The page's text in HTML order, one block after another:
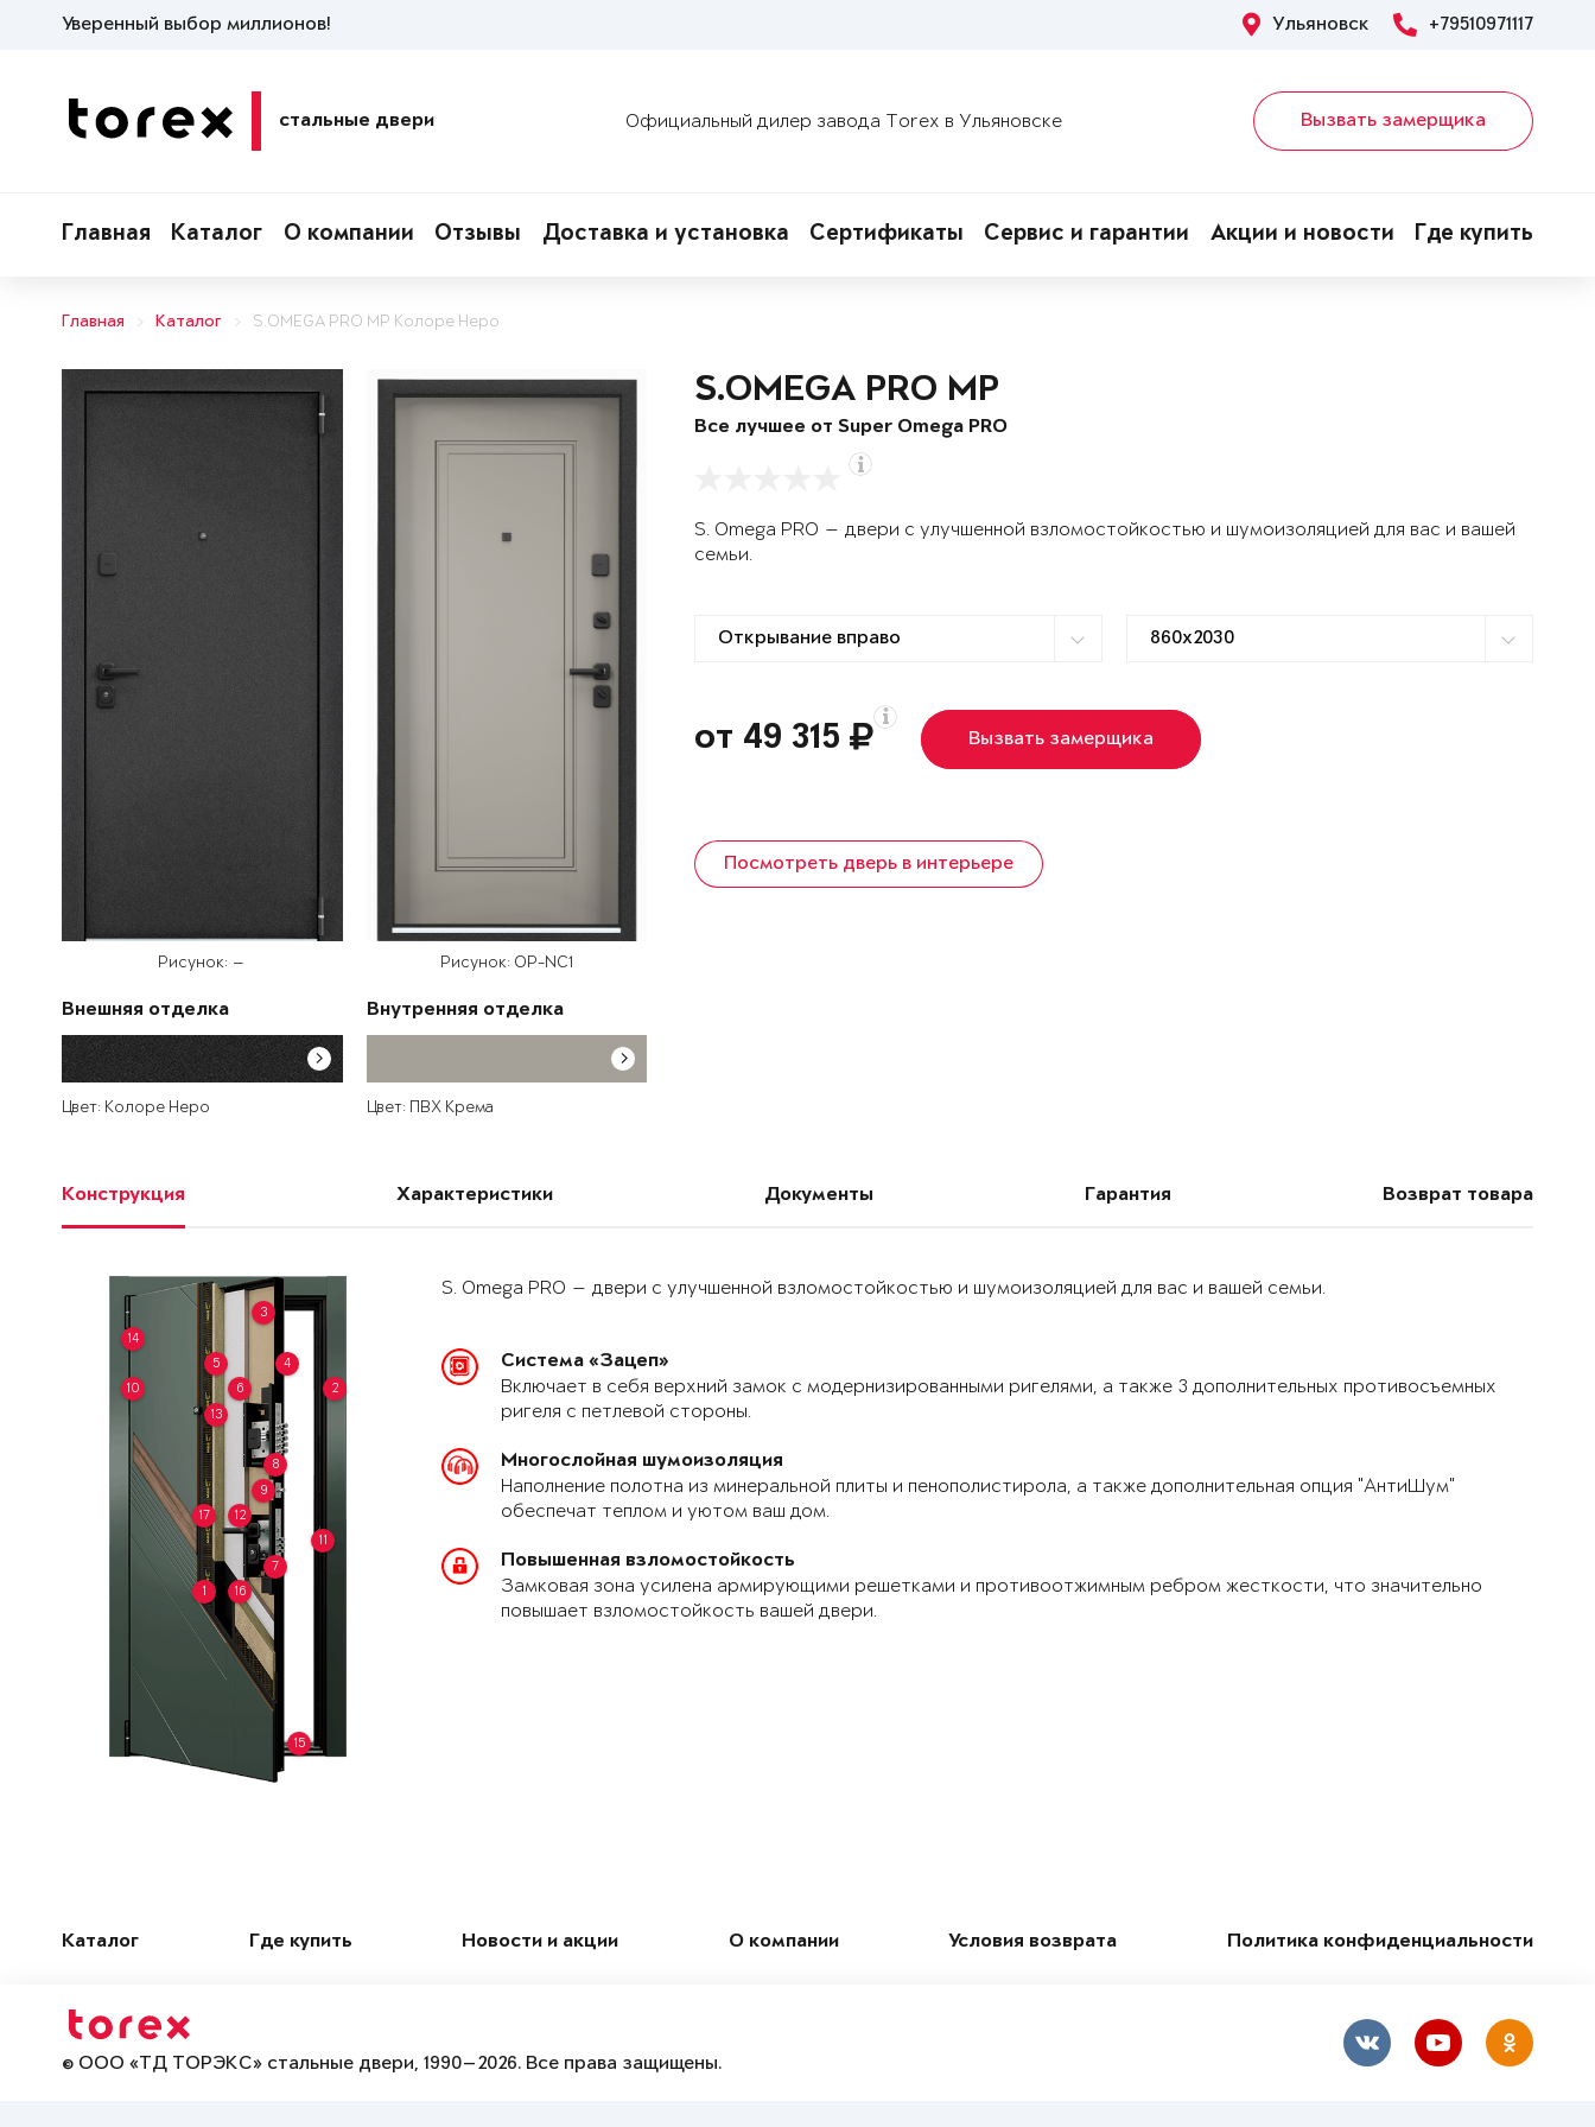
Уверенный выбор миллионов! Ульяновск +79510971117
стальные двери Официальный дилер завода Torex в Ульяновске Вызвать замерщика
Главная Каталог О компании Отзывы Доставка и установка Сертификаты Сервис и гарантии Акции и новости Где купить
Главная Каталог S.OMEGA PRO MP Колоре Неро
Рисунок: —
Внешняя отделка
Цвет: Колоре Неро
Рисунок: OP-NC1
Внутренняя отделка
Цвет: ПВХ Крема
S.OMEGA PRO MP
Все лучшее от Super Omega PRO
S. Omega PRO — двери с улучшенной взломостойкостью и шумоизоляцией для вас и вашей
семьи.
от 49 315 Вызвать замерщика
Посмотреть дверь в интерьере
Конструкция Характеристики Документы Гарантия Возврат товара
1
2
3
4
5
6
7
8
9
10
11
12
13
14
15
16
17
S. Omega PRO — двери с улучшенной взломостойкостью и шумоизоляцией для вас и вашей семьи.
Система «Зацеп»
Включает в себя верхний замок с модернизированными ригелями, а также 3 дополнительных противосъемных
ригеля с петлевой стороны.
Многослойная шумоизоляция
Наполнение полотна из минеральной плиты и пенополистирола, а также дополнительная опция "АнтиШум"
обеспечат теплом и уютом ваш дом.
Повышенная взломостойкость
Замковая зона усилена армирующими решетками и противоотжимным ребром жесткости, что значительно
повышает взломостойкость вашей двери.
Каталог Где купить Новости и акции О компании Условия возврата Политика конфиденциальности
© ООО «ТД ТОРЭКС» стальные двери, 1990—2026. Все права защищены.